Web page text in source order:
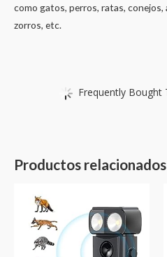
como gatos, perros, ratas, conejos,
zorros, etc.
Frequently Bought
Productos relacionados